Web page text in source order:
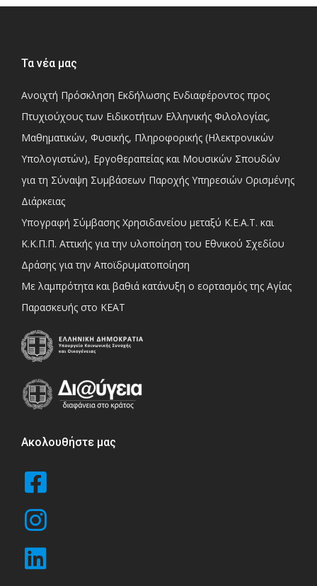
Τα νέα μας
Ανοιχτή Πρόσκληση Εκδήλωσης Ενδιαφέροντος προς
Πτυχιούχους των Ειδικοτήτων Ελληνικής Φιλολογίας,
Μαθηματικών, Φυσικής, Πληροφορικής (Ηλεκτρονικών
Υπολογιστών), Εργοθεραπείας και Μουσικών Σπουδών
για τη Σύναψη Συμβάσεων Παροχής Υπηρεσιών Ορισμένης
Διάρκειας
Υπογραφή Σύμβασης Χρησιδανείου μεταξύ Κ.Ε.Α.Τ. και
Κ.Κ.Π.Π. Αττικής για την υλοποίηση του Εθνικού Σχεδίου
Δράσης για την Αποϊδρυματοποίηση
Με λαμπρότητα και βαθιά κατάνυξη ο εορτασμός της Αγίας
Παρασκευής στο ΚΕΑΤ
Ακολουθήστε μας